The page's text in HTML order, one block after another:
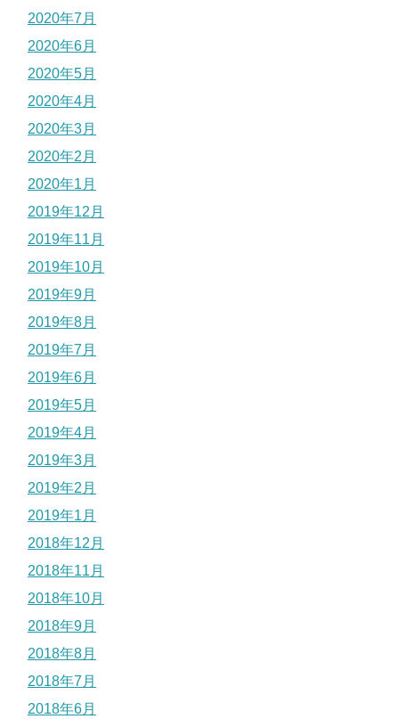
2020年7月
2020年6月
2020年5月
2020年4月
2020年3月
2020年2月
2020年1月
2019年12月
2019年11月
2019年10月
2019年9月
2019年8月
2019年7月
2019年6月
2019年5月
2019年4月
2019年3月
2019年2月
2019年1月
2018年12月
2018年11月
2018年10月
2018年9月
2018年8月
2018年7月
2018年6月